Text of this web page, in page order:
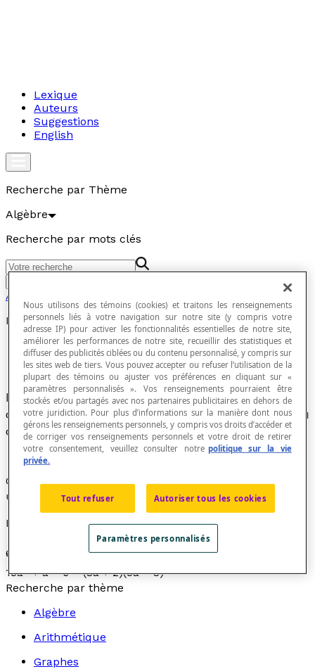
Lexique
Auteurs
Suggestions
English
Recherche par Thème
Algèbre
Recherche par mots clés
Algèbre
Décomposition d'un polynôme
Représentation d'un polynôme sous la forme
d'un produit demonômes, d'autres polynômes ou
d'une combinaison des deux.
Ce type de décomposition est généralement appelé
une
factorisation d'un polynôme.
Exemples
6 (3a+ 2) 16a2– 9b2= (4a+ 3
15a +a– 6 = (3a+ 2)(5a– 3)
Recherche par thème
Algèbre
Arithmétique
Graphes
Nous utilisons des témoins (cookies) et traitons les renseignements
personnels liés à votre navigation sur notre site (y compris votre
adresse IP) pour activer les fonctionnalités essentielles de notre site,
améliorer les performances de notre site, recueillir des statistiques et
diffuser des publicités ciblées ou du contenu personnalisé, y compris sur
les sites web de tiers. Vous pouvez accepter ou refuser l’utilisation de la
plupart des témoins ou ajuster vos préférences en cliquant sur «
paramètres personnalisés ». Vos renseignements pourraient être
stockés et/ou partagés avec nos partenaires publicitaires en dehors de
votre juridiction. Pour plus d’informations sur la manière dont nous
gérons les renseignements personnels, y compris vos droits d’accéder et
de corriger vos renseignements personnels et votre droit de retirer
votre consentement, veuillez consulter notre politique sur la vie
privée.
Tout refuser Autoriser tous les cookies
Paramètres personnalisés